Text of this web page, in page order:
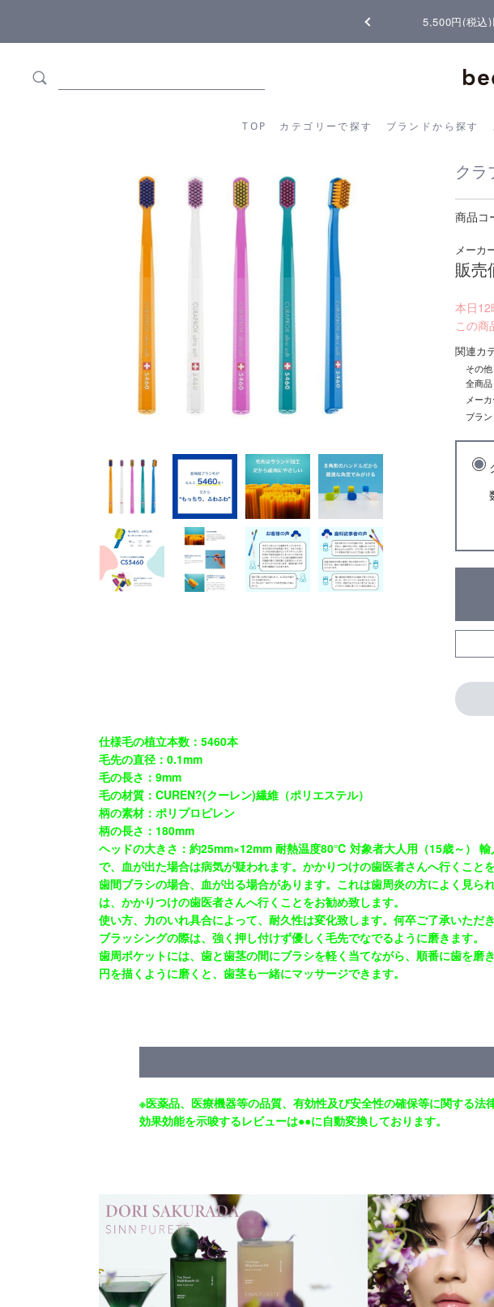
【重要】熊本地震
TOP カテゴリーで探す ブランドから探す
カテゴリーから探す ブランドから探
クラ
商品コ
メーカ
販売
本日12
この商
関連カ
その他
全商品
メー
ブラ
仕様毛の植立本数：5460本
毛先の直径：0.1mm
毛の長さ：9mm
毛の材質：CUREN?(クーレン)繊維（ポリエステル）
柄の素材：ポリプロピレン
柄の長さ：180mm
ヘッドの大きさ：約25mm×12mm 耐熱温度80℃ 対象者大人用（15歳～）
で、血が出た場合は病気が疑われます。かかりつけの歯医者さんへ行くこと
歯間ブラシの場合、血が出る場合があります。これは歯周炎の方によく見
は、かかりつけの歯医者さんへ行くことをお勧め致します。
使い方、力のいれ具合によって、耐久性は変化致します。何卒ご了承いただ
ブラッシングの際は、強く押し付けず優しく毛先でなでるように磨きます。
歯周ポケットには、歯と歯茎の間にブラシを軽く当てながら、順番に歯を磨き
円を描くように磨くと、歯茎も一緒にマッサージできます。
※医薬品、医療機器等の品質、有効性及び安全性の確保等に関する法
効果効能を示唆するレビューは●●に自動変換しております。